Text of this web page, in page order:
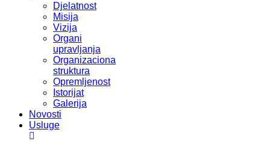
Djelatnost
Misija
Vizija
Organi
upravljanja
Organizaciona
struktura
Opremljenost
Istorijat
Galerija
Novosti
Usluge